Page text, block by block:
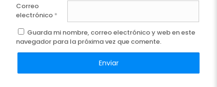
Correo
electrónico *
Guarda mi nombre, correo electrónico y web en este
navegador para la próxima vez que comente.